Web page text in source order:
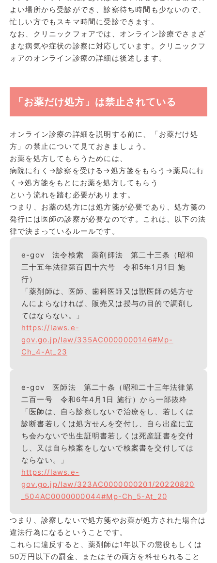
よい場所から受診ができ、診察待ち時間も少ないので、
忙しい方でもスキマ時間に受診できます。
なお、クリニックフォアでは、オンライン診療でさまざ
まな病気や症状の診察に対応しています。クリニックフ
ォアのオンライン診療の詳細は後述します。
「お薬だけ処方」は禁止されている
オンライン診療の詳細を説明する前に、「お薬だけ処
方」の禁止について見ておきましょう。
お薬を処方してもらうためには、
病院に行く→診察を受ける→処方箋をもらう→薬局に行
く→処方箋をもとにお薬を処方してもらう
という流れを踏む必要があります。
つまり、お薬の処方には処方箋が必要であり、処方箋の
発行には医師の診察が必要なのです。これは、以下の法
律で決まっているルールです。
e-gov 法令検索 薬剤師法 第二十三条（昭和
三十五年法律第百四十六号 令和5年1月1日 施
行）
「薬剤師は、医師、歯科医師又は獣医師の処方せ
んによらなければ、販売又は授与の目的で調剤し
てはならない。」
https://laws.e-
gov.go.jp/law/335AC0000000146#Mp-
Ch_4-At_23
e-gov 医師法 第二十条（昭和二十三年法律第
二百一号 令和6年4月1日 施行）から一部抜粋
「医師は、自ら診察しないで治療をし、若しくは
診断書若しくは処方せんを交付し、自ら出産に立
ち会わないで出生証明書若しくは死産証書を交付
し、又は自ら検案をしないで検案書を交付しては
ならない。」
https://laws.e-
gov.go.jp/law/323AC0000000201/20220820
_504AC0000000044#Mp-Ch_5-At_20
つまり、診察しないで処方箋やお薬が処方された場合は
違法行為になるということです。
これらに違反すると、薬剤師は1年以下の懲役もしくは
50万円以下の罰金、またはその両方を科せられること